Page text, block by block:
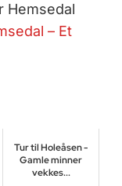
Hemsedal
– Et
Tur til Holeåsen -
Gamle minner
vekkes...